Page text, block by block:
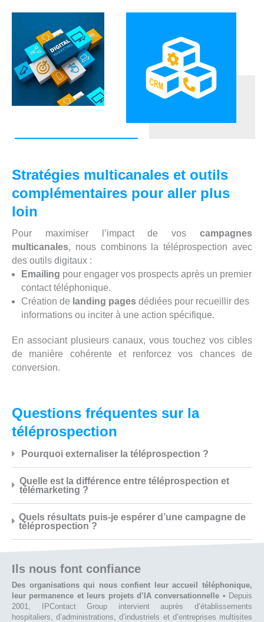
Stratégies multicanales et outils
complémentaires pour aller plus
loin
Pour maximiser l’impact de vos campagnes
multicanales, nous combinons la téléprospection avec
des outils digitaux :
Emailing pour engager vos prospects après un premier
contact téléphonique.
Création de landing pagesdédiées pour recueillir des
informations ou inciter à une action spécifique.
En associant plusieurs canaux, vous touchez vos cibles
de manière cohérente et renforcez vos chances de
conversion.
Questions fréquentes sur la
téléprospection
Pourquoi externaliser la téléprospection ?
Quelle est la différence entre téléprospection et
télémarketing ?
Quels résultats puis-je espérer d’une campagne de
téléprospection ?
Ils nous font confiance
Des organisations qui nous confient leur accueil téléphonique,
leur permanence et leurs projets d’IA conversationnelle • Depuis
2001, IPContact Group intervient auprès d’établissements
hospitaliers, d’administrations, d’industriels et d’entreprises multisites